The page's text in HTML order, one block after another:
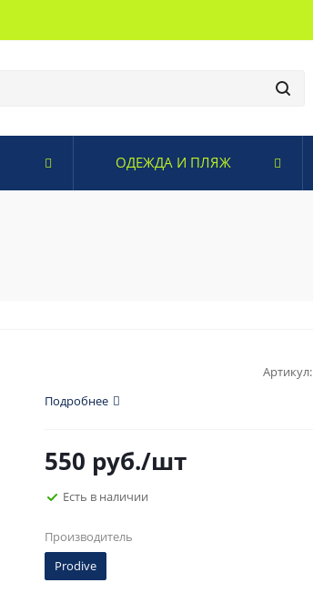
ОДЕЖДА И ПЛЯЖ
Артикул:
Подробнее
550 руб./шт
Есть в наличии
Производитель
Prodive